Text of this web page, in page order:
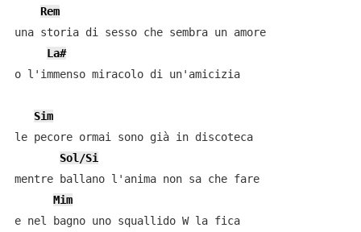
Rem
una storia di sesso che sembra un amore
La#
o l'immenso miracolo di un'amicizia
Sim
le pecore ormai sono già in discoteca
Sol/Si
mentre ballano l'anima non sa che fare
Mim
e nel bagno uno squallido W la fica